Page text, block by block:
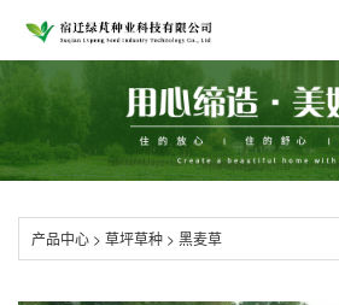
产品中心 > 草坪草种 > 黑麦草